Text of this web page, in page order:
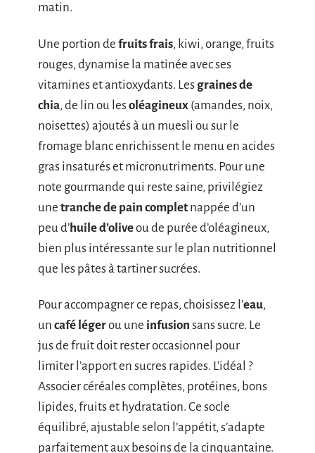
matin.
Une portion de fruits frais, kiwi, orange, fruits
rouges, dynamise la matinée avec ses
vitamines et antioxydants. Les graines de
chia, de lin ou lesoléagineux (amandes, noix,
noisettes) ajoutés à un muesli ou sur le
fromage blanc enrichissent le menu en acides
gras insaturés et micronutriments. Pour une
note gourmande qui reste saine, privilégiez
une tranche de pain completnappée d’un
peu d’huile d’oliveou de purée d’oléagineux,
bien plus intéressante sur le plan nutritionnel
que les pâtes à tartiner sucrées.
Pour accompagner ce repas, choisissez l’eau,
un café légerou une infusion sans sucre. Le
jus de fruit doit rester occasionnel pour
limiter l’apport en sucres rapides. L’idéal ?
Associer céréales complètes, protéines, bons
lipides, fruits et hydratation. Ce socle
équilibré, ajustable selon l’appétit, s’adapte
parfaitement aux besoins de la cinquantaine.